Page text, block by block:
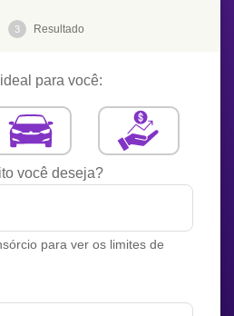
3 Resultado
para você:
você deseja?
para ver os limites de